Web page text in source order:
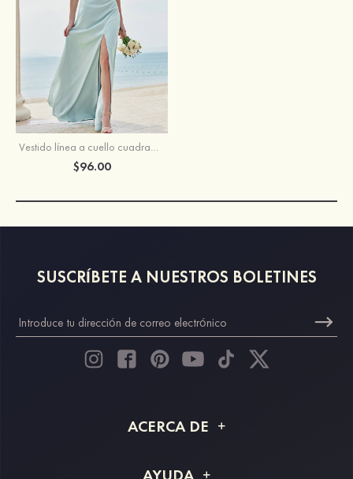
Vestido línea a cuello cuadrado satén elástico hasta el suelo vestido de dama de honor
$96.00
SUSCRÍBETE A NUESTROS BOLETINES
ACERCA DE
AYUDA